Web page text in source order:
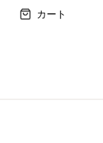
カート